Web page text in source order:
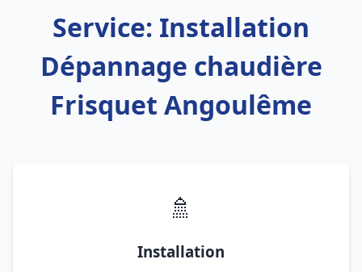
Service: Installation
Dépannage chaudière
Frisquet Angoulême
🚿
Installation